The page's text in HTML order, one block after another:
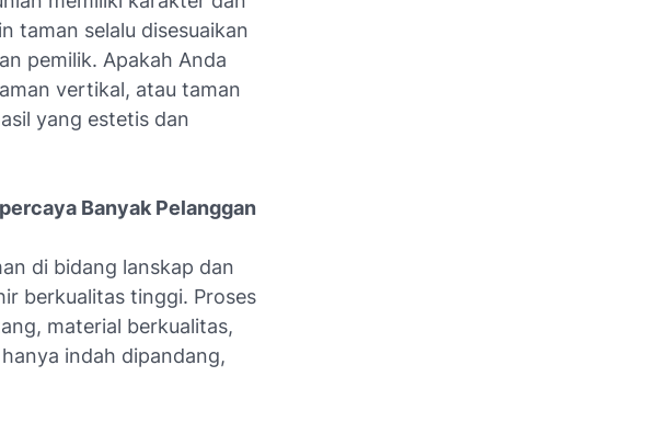
taman selalu disesuaikan
pemilik. Apakah Anda
vertikal, atau taman
yang estetis dan
Banyak Pelanggan
di bidang lanskap dan
berkualitas tinggi. Proses
material berkualitas,
indah dipandang,